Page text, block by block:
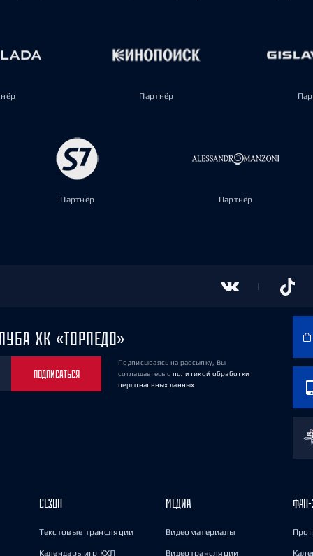
Партнёр
Партнёр Партнёр
ХК «ТОРПЕДО»
ПОДПИСАТЬСЯ
Подписываясь на рассылку, Вы
соглашаетесь с политикой обработки
персональных данных
СЕЗОН
Текстовые трансляции
Календарь игр КХЛ
МЕДИА
Видеоматериалы
Видеотрансляции
ФАН-